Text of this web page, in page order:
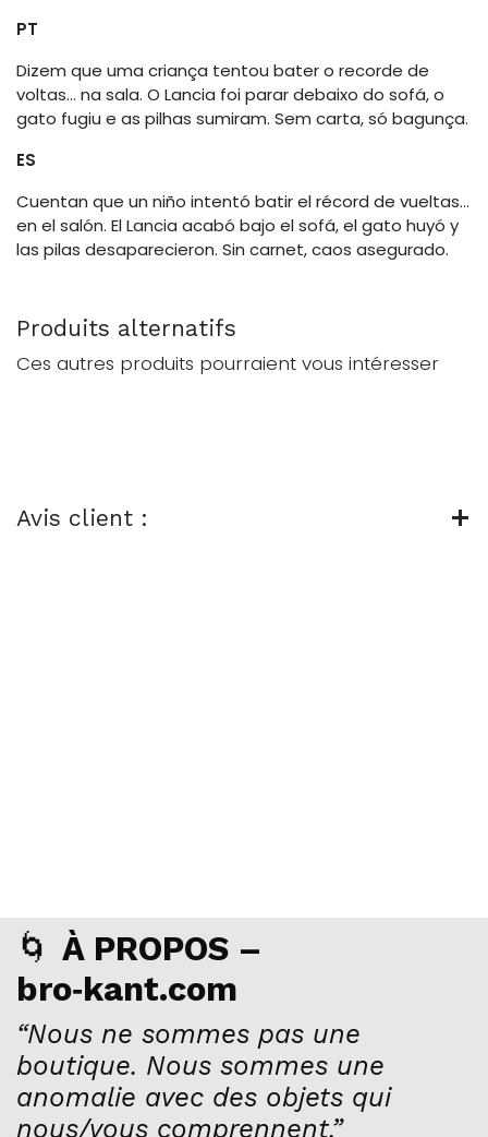
PT
Dizem que uma criança tentou bater o recorde de
voltas… na sala. O Lancia foi parar debaixo do sofá, o
gato fugiu e as pilhas sumiram. Sem carta, só bagunça.
ES
Cuentan que un niño intentó batir el récord de vueltas…
en el salón. El Lancia acabó bajo el sofá, el gato huyó y
las pilas desaparecieron. Sin carnet, caos asegurado.
Produits alternatifs
Ces autres produits pourraient vous intéresser
Avis client :
🌀 À PROPOS –
bro‑kant.com
“Nous ne sommes pas une
boutique. Nous sommes une
anomalie avec des objets qui
nous/vous comprennent.”